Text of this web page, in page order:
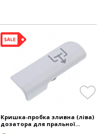
Кришка-пробка зливна (ліва)
дозатора для пральної...